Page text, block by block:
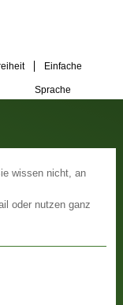
Einfache
Sprache
wissen nicht, an
oder nutzen ganz